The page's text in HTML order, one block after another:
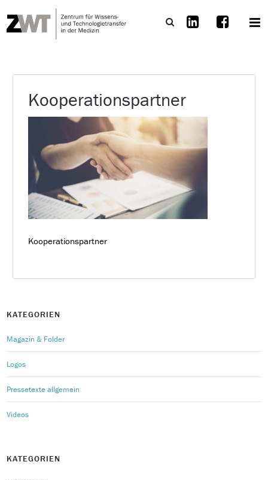
Kooperationspartner
Kooperationspartner
KATEGORIEN
Magazin & Folder
Logos
Pressetexte allgemein
Videos
KATEGORIEN